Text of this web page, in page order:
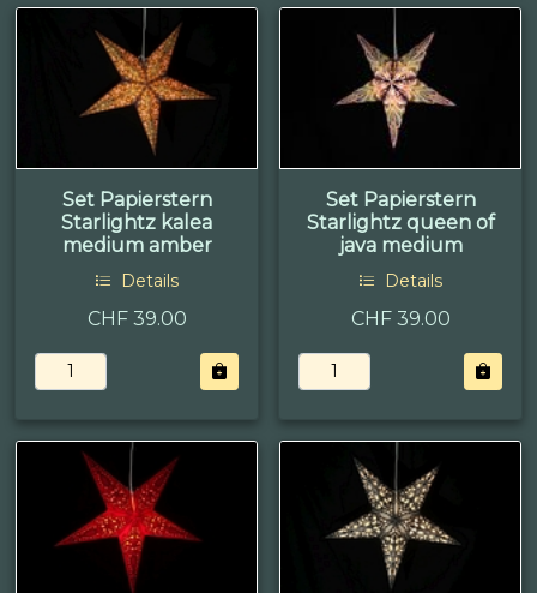
Set Papierstern
Starlightz kalea
medium amber
Details
CHF 39.00
Set Papierstern
Starlightz queen of
java medium
Details
CHF 39.00